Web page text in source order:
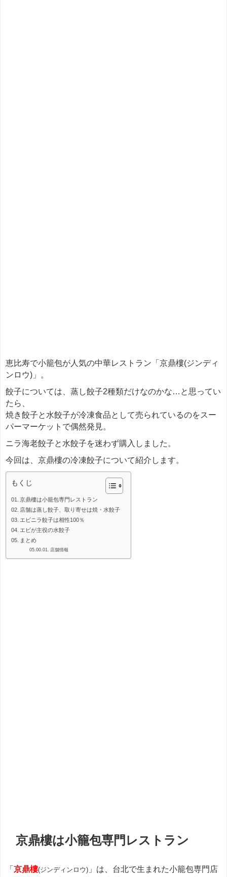
恵比寿で小籠包が人気の中華レストラン「京鼎樓(ジンディ
ンロウ) 」。
餃子については、蒸し餃子2種類だけなのかな…と思ってい
たら、
焼き餃子と水餃子が冷凍食品として売られているのをスー
パーマーケットで偶然発見。
ニラ海老餃子と水餃子を迷わず購入しました。
今回は、京鼎樓の冷凍餃子について紹介します。
もくじ
京鼎樓は小籠包専門レストラン
店舗は蒸し餃子、取り寄せは焼・水餃子
エビニラ餃子は相性100％
エビが主役の水餃子
まとめ
店舗情報
京鼎樓は小籠包専門レストラン
「 京鼎樓(ジンディンロウ) 」は、台北で生まれた小籠包専門店